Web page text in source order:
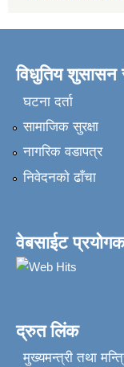
विधुतिय शुसासन
घटना दर्ता
सामाजिक सुरक्षा
नागरिक वडापत्र
निवेदनकाे ढाँचा
वेबसाईट
द्रुत लिंक
मुख्यमन्त्री तथा